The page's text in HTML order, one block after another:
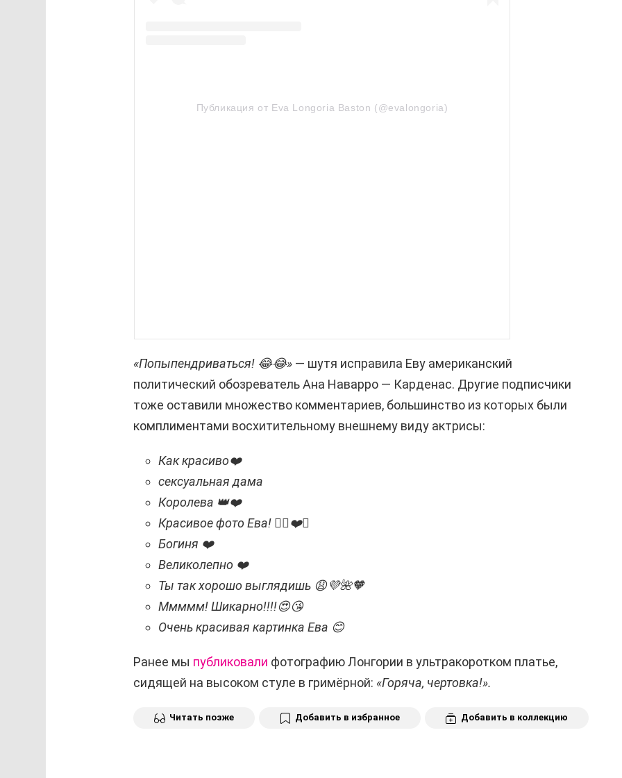
Публикация от Eva Longoria Baston (@evalongoria)
«Попыпендриваться! 😂😂» — шутя исправила Еву американский
политический обозреватель Ана Наварро — Карденас. Другие подписчики
тоже оставили множество комментариев, большинство из которых были
комплиментами восхитительному внешнему виду актрисы:
Как красиво❤️
сексуальная дама
Королева 👑❤️
Красивое фото Ева! 👍🏻❤️🌹
Богиня ❤️
Великолепно ❤️
Ты так хорошо выглядишь 😩💜🌺🧡
Ммммм! Шикарно!!!!😍😘
Очень красивая картинка Ева 😊
Ранее мы публиковали фотографию Лонгории в ультракоротком платье,
сидящей на высоком стуле в гримёрной: «Горяча, чертовка!».
Читать позже Добавить в избранное Добавить в коллекцию